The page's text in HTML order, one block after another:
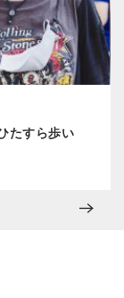
たすら歩い